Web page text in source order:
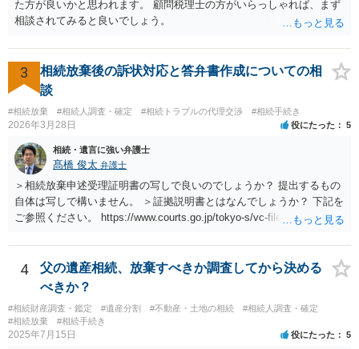
た方が良いかと思われます。 顧問税理士の方がいらっしゃれば、まず
相談されてみると良いでしょう。
3
相続放棄後の訴状対応と答弁書作成についての相
談
#相続放棄 #相続人調査・確定 #相続トラブルの代理交渉 #相続手続き
2026年3月28日 役にたった 5
相続・遺言に強い弁護士
髙橋 俊太 弁護士
＞相続放棄申述受理証明書の写しで良いのでしょうか？ 提出するもの
自体は写しで構いません。 ＞証拠説明書とはなんでしょうか？ 下記を
ご参照ください。 https://www.courts.go.jp/tokyo-s/vc-files/tokyo-s/file/
4
父の遺産相続、放棄すべきか調査してから決める
べきか？
#相続財産調査・鑑定 #遺産分割 #不動産・土地の相続
#相続人調査・確定
#相続放棄
#相続手続き
2025年7月15日 役にたった 5